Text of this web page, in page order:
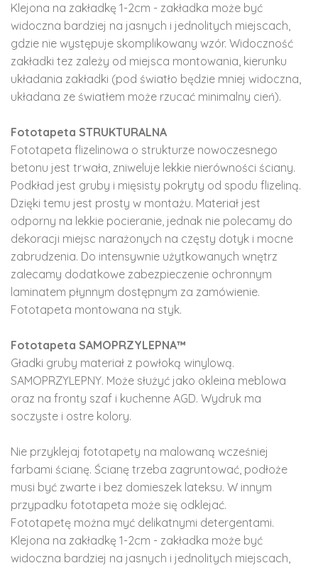
Klejona na zakładkę 1-2cm - zakładka może być
widoczna bardziej na jasnych i jednolitych miejscach,
gdzie nie występuje skomplikowany wzór. Widoczność
zakładki tez zależy od miejsca montowania, kierunku
układania zakładki (pod światło będzie mniej widoczna,
układana ze światłem może rzucać minimalny cień).
Fototapeta STRUKTURALNA
Fototapeta flizelinowa o strukturze nowoczesnego
betonu jest trwała, zniweluje lekkie nierówności ściany.
Podkład jest gruby i mięsisty pokryty od spodu flizeliną.
Dzięki temu jest prosty w montażu. Materiał jest
odporny na lekkie pocieranie, jednak nie polecamy do
dekoracji miejsc narażonych na częsty dotyk i mocne
zabrudzenia. Do intensywnie użytkowanych wnętrz
zalecamy dodatkowe zabezpieczenie ochronnym
laminatem płynnym dostępnym za zamówienie.
Fototapeta montowana na styk.
Fototapeta SAMOPRZYLEPNA™
Gładki gruby materiał z powłoką winylową.
SAMOPRZYLEPNY. Może służyć jako okleina meblowa
oraz na fronty szaf i kuchenne AGD. Wydruk ma
soczyste i ostre kolory.
Nie przyklejaj fototapety na malowaną wcześniej
farbami ścianę. Ścianę trzeba zagruntować, podłoże
musi być zwarte i bez domieszek lateksu. W innym
przypadku fototapeta może się odklejać.
Fototapetę można myć delikatnymi detergentami.
Klejona na zakładkę 1-2cm - zakładka może być
widoczna bardziej na jasnych i jednolitych miejscach,